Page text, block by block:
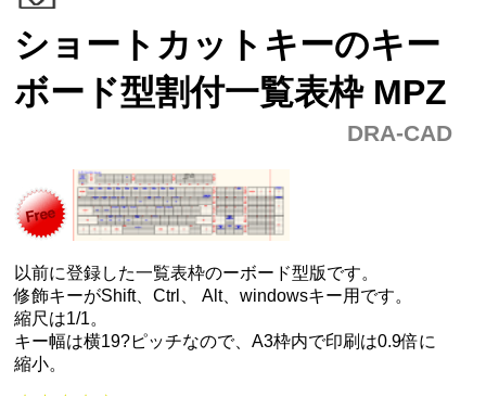
ショートカットキーのキー
ボード型割付一覧表枠 MPZ
DRA-CAD
以前に登録した一覧表枠のーボード型版です。
修飾キーがShift、Ctrl、 Alt、windowsキー用です。
縮尺は1/1。
キー幅は横19?ピッチなので、A3枠内で印刷は0.9倍に
縮小。